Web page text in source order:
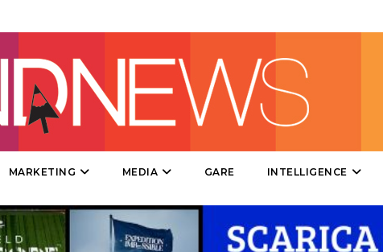
DESIGN
MARKETING MEDIA GARE INTELLIGENCE